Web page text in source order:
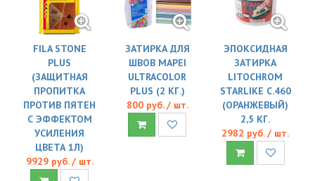
FILA STONE
PLUS
(ЗАЩИТНАЯ
ПРОПИТКА
ПРОТИВ ПЯТЕН
С ЭФФЕКТОМ
УСИЛЕНИЯ
ЦВЕТА 1Л)
9929 руб. / шт.
ЗАТИРКА ДЛЯ
ШВОВ MAPEI
ULTRACOLOR
PLUS (2 КГ.)
800 руб. / шт.
ЭПОКСИДНАЯ
ЗАТИРКА
LITOCHROM
STARLIKE C.460
(ОРАНЖЕВЫЙ)
2,5 КГ.
2982 руб. / шт.